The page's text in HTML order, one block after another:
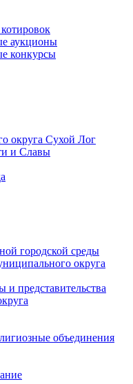
аукционы
конкурсы
округа Сухой Лог
и Славы
городской среды
округа
и представительства
объединения